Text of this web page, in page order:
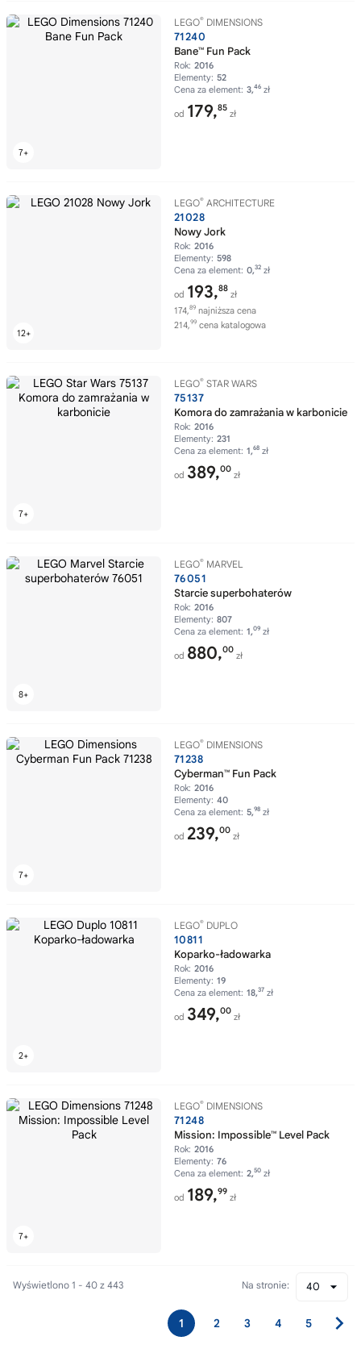
LEGO® DIMENSIONS
71240
Bane™ Fun Pack
Rok: 2016
Elementy: 52
Cena za element: 3,46 zł
od 179,85
zł
LEGO® ARCHITECTURE
21028
Nowy Jork
Rok: 2016
Elementy: 598
Cena za element: 0,32 zł
od 193,88
zł
174,89 najniższa cena
214,99 cena katalogowa
LEGO® STAR WARS
75137
Komora do zamrażania w karbonicie
Rok: 2016
Elementy: 231
Cena za element: 1,68 zł
od 389,00
zł
LEGO® MARVEL
76051
Starcie superbohaterów
Rok: 2016
Elementy: 807
Cena za element: 1,09 zł
od 880,00
zł
LEGO® DIMENSIONS
71238
Cyberman™ Fun Pack
Rok: 2016
Elementy: 40
Cena za element: 5,98 zł
od 239,00
zł
LEGO® DUPLO
10811
Koparko-ładowarka
Rok: 2016
Elementy: 19
Cena za element: 18,37 zł
od 349,00
zł
LEGO® DIMENSIONS
71248
Mission: Impossible™ Level Pack
Rok: 2016
Elementy: 76
Cena za element: 2,50 zł
od 189,99
zł
Wyświetlono 1 - 40 z 443 40
Na stronie:
1 2 3 4 5